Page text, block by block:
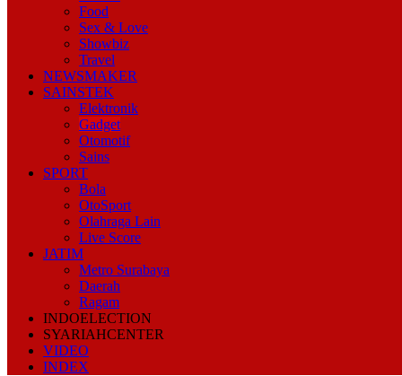
Food
Sex & Love
Showbiz
Travel
NEWSMAKER
SAINSTEK
Elektronik
Gadget
Otomotif
Sains
SPORT
Bola
OtoSport
Olahraga Lain
Live Score
JATIM
Metro Surabaya
Daerah
Ragam
INDOELECTION
SYARIAHCENTER
VIDEO
INDEX